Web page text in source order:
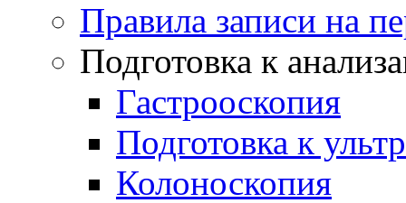
Правила записи на
Подготовка к
Гастрооскопия
Подготовка к
Колоноскопия